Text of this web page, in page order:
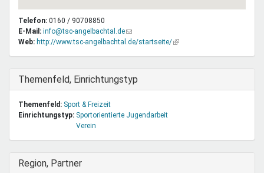
Telefon: 0160 / 90708850
E-Mail: info@tsc-angelbachtal.de(Link
sendet
Web: http://www.tsc-angelbachtal.de/startseite/(Link
Ausblenden
Themenfeld, Einrichtungstyp
Themenfeld: Sport & Freizeit
Einrichtungstyp: Sportorientierte Jugendarbeit
Verein
Ausblenden
Region, Partner